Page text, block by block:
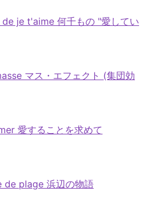
je t'aime 何千もの "愛してい
マス・エフェクト (集団効
愛することを求めて
de plage 浜辺の物語